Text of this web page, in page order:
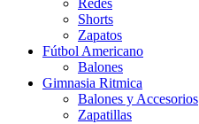
Shorts
Zapatos
Fútbol Americano
Balones
Gimnasia Ritmica
Balones y Accesorios
Zapatillas